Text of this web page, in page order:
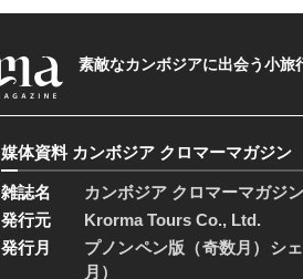
素敵なカンボジアに出会う小
媒体資料 カンボジア クロマーマガジン
雑誌名
カンボジア クロマーマガジン
発行元
Krorma Tours Co., Ltd.
発行月
プノンペン版（奇数月）シ
月）